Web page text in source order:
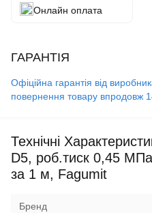
Онлайн оплата
ГАРАНТІЯ
Офіційна гарантія від
повернення товару впродовж
Технічні
D5, роб.тиск 0,45
за 1 м, Fagumit
Бренд